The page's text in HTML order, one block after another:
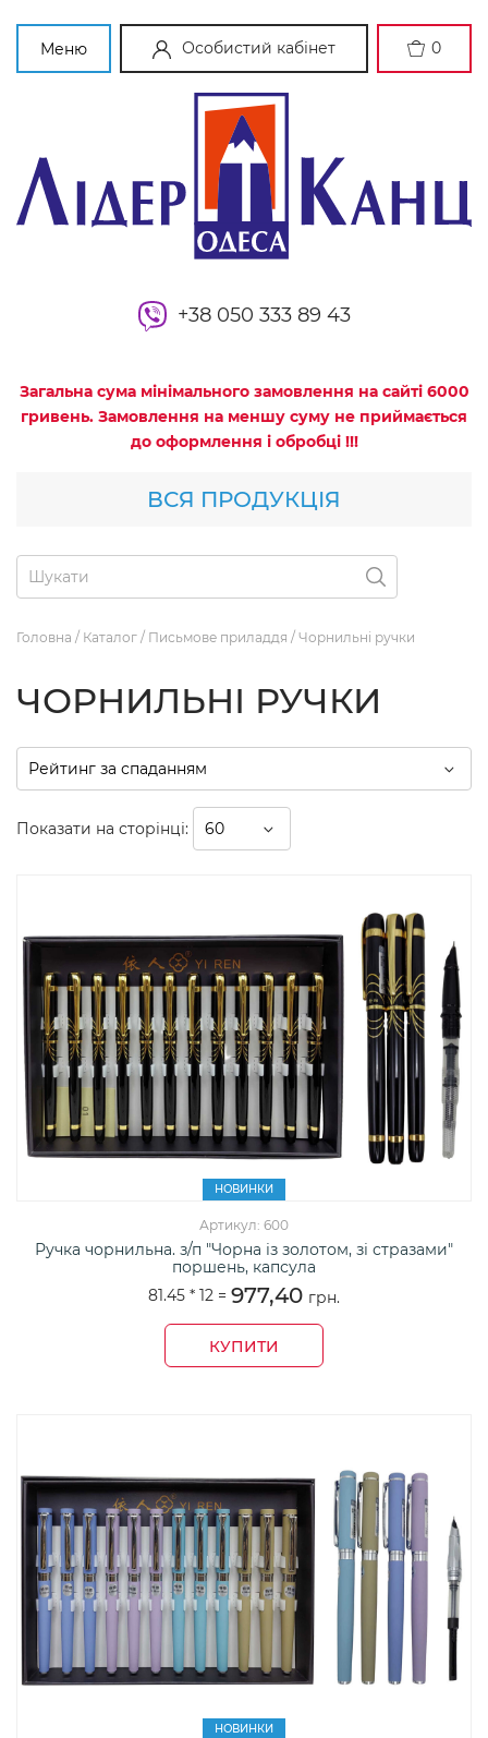
Меню Особистий кабінет 0
+38 050 333 89 43
Загальна сума мінімального замовлення на сайті 6000
гривень. Замовлення на меншу суму не приймається
до оформлення і обробці !!!
ВСЯ ПРОДУКЦІЯ
Головна / Каталог / Письмове приладдя / Чорнильні ручки
ЧОРНИЛЬНІ РУЧКИ
Показати на сторінці:
НОВИНКИ
Артикул: 600
Ручка чорнильна. з/п "Чорна із золотом, зі стразами"
поршень, капсула
81.45 * 12 = 977,40 грн.
КУПИТИ
НОВИНКИ